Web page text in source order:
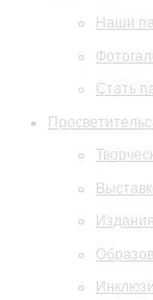
Наши
Стать